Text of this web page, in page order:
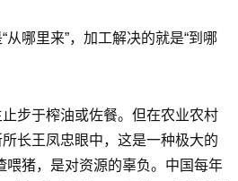
从哪里来”，加工解决的就是“到哪
步于榨油或佐餐。但在农业农村
长王凤忠眼中，这是一种极大的
喂猪，是对资源的辜负。中国每年